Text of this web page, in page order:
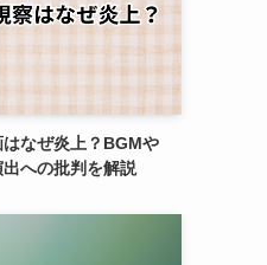
なぜ炎上？BGMや
出への批判を解説